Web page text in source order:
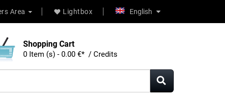
Area Lightbox English
Shopping Cart
0 Item (s) - 0.00 €* / Credits